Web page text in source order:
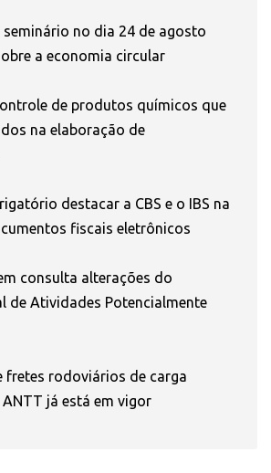
seminário no dia 24 de agosto
a economia circular
de produtos químicos que
na elaboração de
destacar a CBS e o IBS na
fiscais eletrônicos
consulta alterações do
de Atividades Potencialmente
fretes rodoviários de carga
já está em vigor